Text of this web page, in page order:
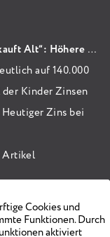
06. August 2026 – KfW-Förderung „Jung kauft Alt“: Höhere Kredite ab August 2026
auf 140.000
der Kinder Zinsen
Zins bei
zu
nach